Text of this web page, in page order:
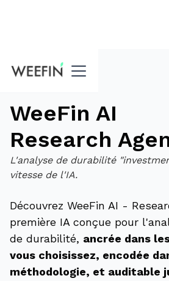
Accueil
WeeFin AI
Research
L'analyse de durabilité
vitesse de l'IA.
Découvrez WeeFin AI -
première IA conçue pour
de durabilité, ancrée dans
vous choisissez, encodée
méthodologie, et auditable